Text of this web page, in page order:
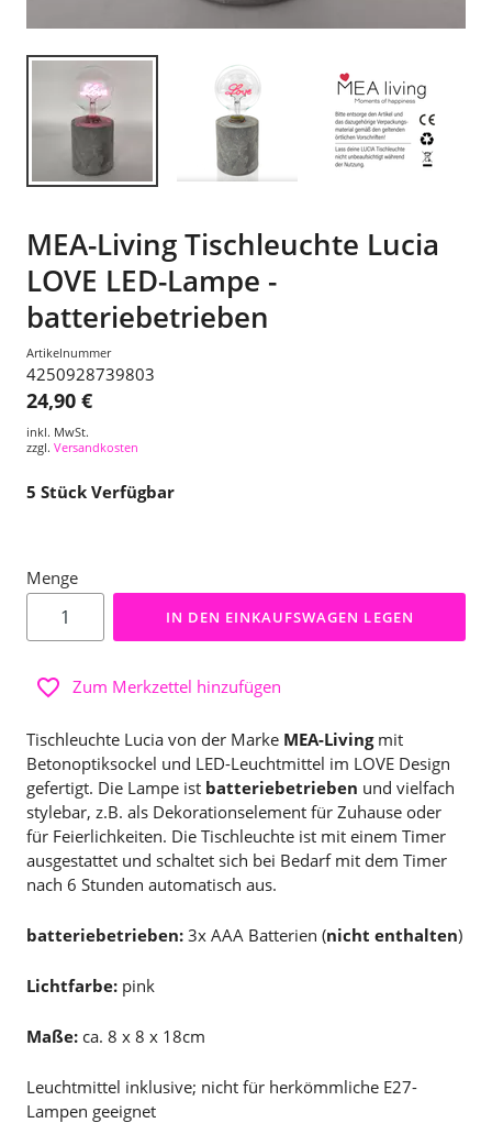
MEA-Living Tischleuchte Lucia
LOVE LED-Lampe -
batteriebetrieben
Artikelnummer
4250928739803
24,90 €
inkl. MwSt.
zzgl. Versandkosten
5 Stück Verfügbar
Menge
IN DEN EINKAUFSWAGEN LEGEN
Zum Merkzettel hinzufügen
Tischleuchte Lucia von der Marke MEA-Livingmit
Betonoptiksockel und LED-Leuchtmittel im LOVE Design
gefertigt. Die Lampe ist batteriebetrieben und vielfach
stylebar, z.B. als Dekorationselement für Zuhause oder
für Feierlichkeiten. Die Tischleuchte ist mit einem Timer
ausgestattet und schaltet sich bei Bedarf mit dem Timer
nach 6 Stunden automatisch aus.
batteriebetrieben: 3x AAA Batterien (nicht enthalten)
Lichtfarbe: pink
Maße: ca. 8 x 8 x 18cm
Leuchtmittel inklusive; nicht für herkömmliche E27-
Lampen geeignet